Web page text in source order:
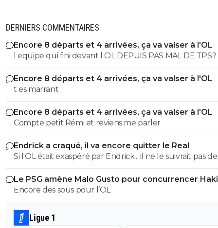
DERNIERS COMMENTAIRES
Encore 8 départs et 4 arrivées, ça va valser à l'OL
l equipe qui fini devant l OL DEPUIS PAS MAL DE TPS? lol. t
es tro malin toi
Encore 8 départs et 4 arrivées, ça va valser à l'OL
t es marrant
Encore 8 départs et 4 arrivées, ça va valser à l'OL
Compte petit Rémi et reviens me parler
Endrick a craqué, il va encore quitter le Real
Si l'OL était exaspéré par Endrick... il ne le suivrait pas
près. Bref... Quand l'équipe sera complète... ce sera beaucoup
mieux.
Le PSG amène Malo Gusto pour concurrencer
Encore des sous pour l’OL
Ligue 1